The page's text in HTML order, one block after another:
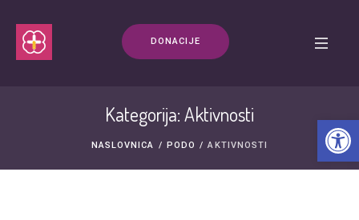
DONACIJE
Kategorija: Aktivnosti
NASLOVNICA / PODO /AKTIVNOSTI